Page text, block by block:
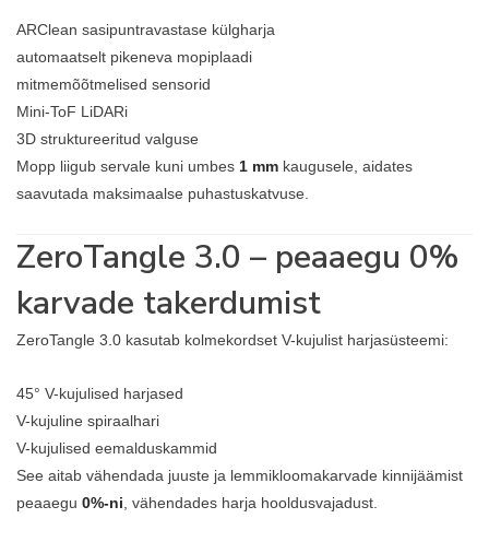
ARClean sasipuntravastase külgharja
automaatselt pikeneva mopiplaadi
mitmemõõtmelised sensorid
Mini-ToF LiDARi
3D struktureeritud valguse
Mopp liigub servale kuni umbes 1 mm kaugusele, aidates
saavutada maksimaalse puhastuskatvuse.
ZeroTangle 3.0 – peaaegu 0%
karvade takerdumist
ZeroTangle 3.0 kasutab kolmekordset V-kujulist harjasüsteemi:
45° V-kujulised harjased
V-kujuline spiraalhari
V-kujulised eemalduskammid
See aitab vähendada juuste ja lemmikloomakarvade kinnijäämist
peaaegu 0%-ni , vähendades harja hooldusvajadust.